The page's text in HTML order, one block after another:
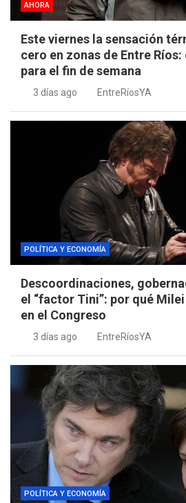
AHORA
Este viernes la sensación
cero en zonas de Entre
para el fin de semana
3 días ago EntreRíosYA
POLÍTICA Y ECONOMÍA
Descoordinaciones,
el “factor Tini”: por qué
en el Congreso
3 días ago EntreRíosYA
POLÍTICA Y ECONOMÍA